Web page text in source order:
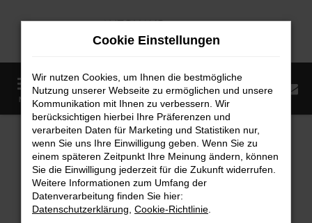
Zum
MENÜ
Startseite Fahrzeugangebote Fahrzeugmarkt
Fahrzeugmarkt
Fehler: Network Error
Cookie Einstellungen
Wir nutzen Cookies, um Ihnen die bestmögliche
Nutzung unserer Webseite zu ermöglichen und unsere
Kommunikation mit Ihnen zu verbessern. Wir
berücksichtigen hierbei Ihre Präferenzen und
verarbeiten Daten für Marketing und Statistiken nur,
wenn Sie uns Ihre Einwilligung geben. Wenn Sie zu
einem späteren Zeitpunkt Ihre Meinung ändern, können
Sie die Einwilligung jederzeit für die Zukunft widerrufen.
Weitere Informationen zum Umfang der
Datenverarbeitung finden Sie hier:
Datenschutzerklärung Cookie-Richtlinie